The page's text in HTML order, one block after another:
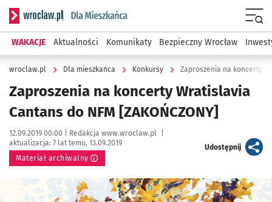
Serwis informacyjny wroclaw.pl podserwis: Dla mieszkańca
WAKACJE Aktualności Komunikaty Bezpieczny Wrocław
wroclaw.pl Dla mieszkańca Konkursy Zaproszenia na koncerty
Zaproszenia na koncerty Wratislavia
Cantans do NFM [ZAKOŃCZONY]
Data publikacji:
12.09.2019 00:00 | Autor:
Redakcja www.wroclaw.pl
aktualizacja: 7 lat temu, 13.09.2019
Materiał archiwalny
Udostępnijartykuł
Kliknij, aby powiększyć